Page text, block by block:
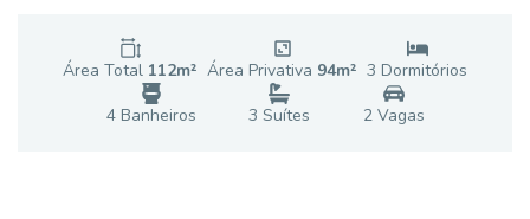
Área Total 112m² Área Privativa 94m² 3 Dormitórios
4Banheiros 3 Suítes 2Vagas